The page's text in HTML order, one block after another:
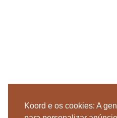
Koord e os cookies: A